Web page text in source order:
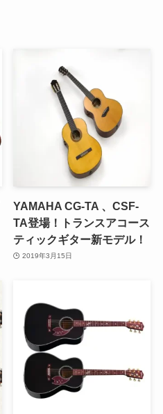
YAMAHA CG-TA 、CSF-
TA登場！トランスアコース
ティックギター新モデル！
2019年3月15日